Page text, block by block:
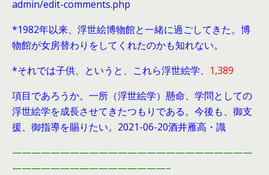
admin/edit-comments.php
*1982年以来、浮世絵博物館と一緒に過ごしてきた。博
物館が女房替わりをしてくれたのかも知れない。
*それでは子供、というと、これら浮世絵学、 1,389
項目であろうか。一所（浮世絵学）懸命、学問としての
浮世絵学を成長させてきたつもりである。今後も、御支
援、御指導を賜りたい。2021-06-20酒井雁高・識
—————————————————————————
————————————————–